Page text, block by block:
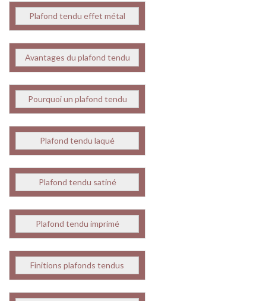
Plafond tendu effet métal
Avantages du plafond tendu
Pourquoi un plafond tendu
Plafond tendu laqué
Plafond tendu satiné
Plafond tendu imprimé
Finitions plafonds tendus